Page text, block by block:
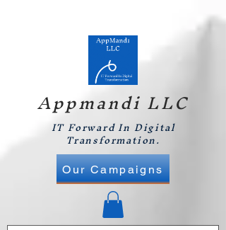
Appmandi LLC
IT Forward In Digital
Transformation.
Our Campaigns